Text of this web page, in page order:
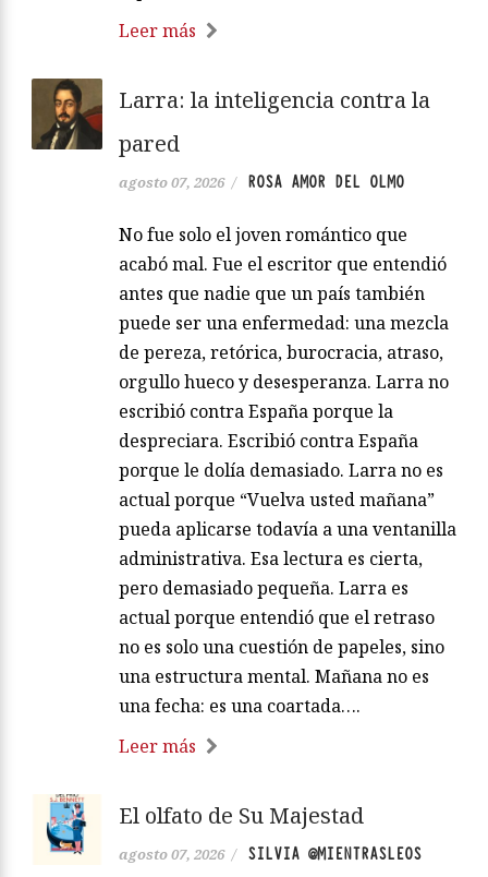
Leer más
Larra: la inteligencia contra la
pared
agosto 07, 2026 / ROSA AMOR DEL OLMO
No fue solo el joven romántico que
acabó mal. Fue el escritor que entendió
antes que nadie que un país también
puede ser una enfermedad: una mezcla
de pereza, retórica, burocracia, atraso,
orgullo hueco y desesperanza. Larra no
escribió contra España porque la
despreciara. Escribió contra España
porque le dolía demasiado. Larra no es
actual porque “Vuelva usted mañana”
pueda aplicarse todavía a una ventanilla
administrativa. Esa lectura es cierta,
pero demasiado pequeña. Larra es
actual porque entendió que el retraso
no es solo una cuestión de papeles, sino
una estructura mental. Mañana no es
una fecha: es una coartada….
Leer más
El olfato de Su Majestad
agosto 07, 2026 / SILVIA @MIENTRASLEOS